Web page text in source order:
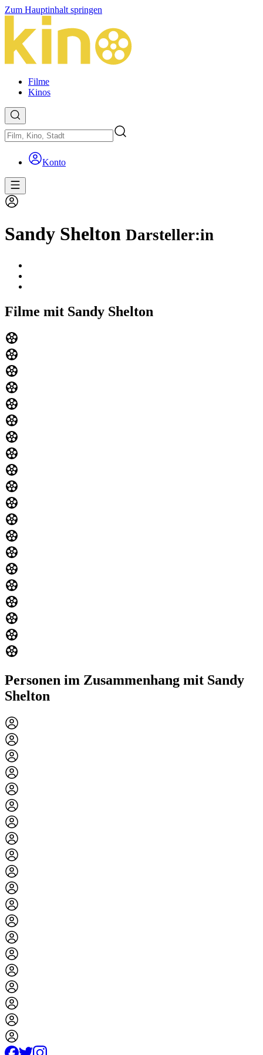
Zum Hauptinhalt springen
Filme
Kinos
Konto
Sandy Shelton Darsteller:in
Filme mit Sandy Shelton
Personen im Zusammenhang mit Sandy
Shelton